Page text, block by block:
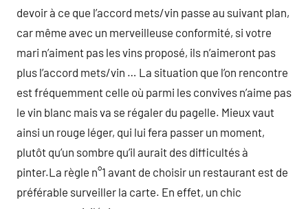
devoir à ce que l’accord mets/vin passe au suivant plan,
car même avec un merveilleuse conformité, si votre
mari n’aiment pas les vins proposé, ils n’aimeront pas
plus l’accord mets/vin … La situation que l’on rencontre
est fréquemment celle où parmi les convives n’aime pas
le vin blanc mais va se régaler du pagelle. Mieux vaut
ainsi un rouge léger, qui lui fera passer un moment,
plutôt qu’un sombre qu’il aurait des difficultés à
pinter.La règle n°1 avant de choisir un restaurant est de
préférable surveiller la carte. En effet, un chic